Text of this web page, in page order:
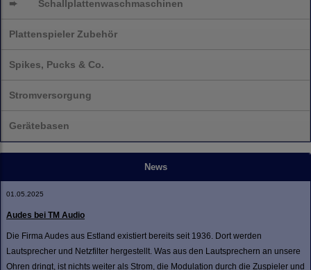
➨ Schallplattenwaschmaschinen
Plattenspieler Zubehör
Spikes, Pucks & Co.
Stromversorgung
Gerätebasen
News
01.05.2025
Audes bei TM Audio
Die Firma Audes aus Estland existiert bereits seit 1936. Dort werden
Lautsprecher und Netzfilter hergestellt. Was aus den Lautsprechern an unsere
Ohren dringt, ist nichts weiter als Strom, die Modulation durch die Zuspieler und